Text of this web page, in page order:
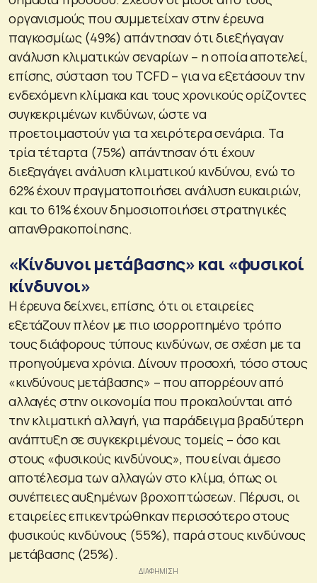
οργανισμούς που συμμετείχαν στην έρευνα
παγκοσμίως (49%) απάντησαν ότι διεξήγαγαν
ανάλυση κλιματικών σεναρίων – η οποία αποτελεί,
επίσης, σύσταση του TCFD – για να εξετάσουν την
ενδεχόμενη κλίμακα και τους χρονικούς ορίζοντες
συγκεκριμένων κινδύνων, ώστε να
προετοιμαστούν για τα χειρότερα σενάρια. Τα
τρία τέταρτα (75%) απάντησαν ότι έχουν
διεξαγάγει ανάλυση κλιματικού κινδύνου, ενώ το
62% έχουν πραγματοποιήσει ανάλυση ευκαιριών,
και το 61% έχουν δημοσιοποιήσει στρατηγικές
απανθρακοποίησης.
«Κίνδυνοι μετάβασης» και «φυσικοί
κίνδυνοι»
Η έρευνα δείχνει, επίσης, ότι οι εταιρείες
εξετάζουν πλέον με πιο ισορροπημένο τρόπο
τους διάφορους τύπους κινδύνων, σε σχέση με τα
προηγούμενα χρόνια. Δίνουν προσοχή, τόσο στους
«κινδύνους μετάβασης» – που απορρέουν από
αλλαγές στην οικονομία που προκαλούνται από
την κλιματική αλλαγή, για παράδειγμα βραδύτερη
ανάπτυξη σε συγκεκριμένους τομείς – όσο και
στους «φυσικούς κινδύνους», που είναι άμεσο
αποτέλεσμα των αλλαγών στο κλίμα, όπως οι
συνέπειες αυξημένων βροχοπτώσεων. Πέρυσι, οι
εταιρείες επικεντρώθηκαν περισσότερο στους
φυσικούς κινδύνους (55%), παρά στους κινδύνους
μετάβασης (25%).